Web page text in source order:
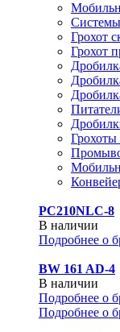
Системы
Грохот
Грохот
PC210NLC-8
В наличии
Подробнее о
BW 161 AD-4
В наличии
Подробнее о
Подробнее о